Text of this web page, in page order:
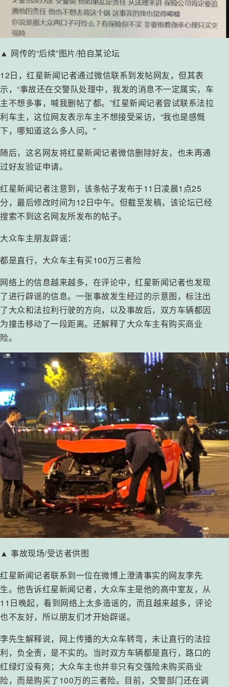
▲ 网传的“后续”图片/拍自某论坛
12日，红星新闻记者通过微信联系到发帖网友，但其表
示，“事故还在交警队处理中，我发的消息不一定属实，车
主不想多事，喊我删帖了都。”红星新闻记者尝试联系法拉
利车主，这位网友表示车主不想接受采访，“我也是感慨
下，哪知道这么多人问。”
随后，这名网友将红星新闻记者微信删除好友，也未再通
过好友验证申请。
红星新闻记者注意到，该条帖子发布于11日凌晨1点25
分，最后修改时间为12日中午。但截至发稿，该论坛已经
搜索不到这名网友所发布的帖子。
大众车主朋友辟谣：
都是直行，大众车主有买100万三者险
网络上的信息越来越多，在评论中，红星新闻记者也发现
了进行辟谣的信息。一张事故发生经过的示意图，标注出
了大众和法拉利行驶的方向，以及事故后，双方车辆都因
为撞击移动了一段距离。还解释了大众车主有购买商业
险。
▲ 事故现场/受访者供图
红星新闻记者联系到一位在微博上澄清事实的网友李先
生。他告诉红星新闻记者，大众车主是他的高中室友，从
11日晚起，看到网络上太多造谣的，而且越来越多，评论
也不友好，所以朋友们才开始辟谣。
李先生解释说，网上传播的大众车转弯，未让直行的法拉
利，负全责，是不实的。当时双方车辆都是直行，路口的
红绿灯没有亮；大众车主也并非只有交强险未购买商业
险，而是购买了100万的三者险。目前，交警部门还在调